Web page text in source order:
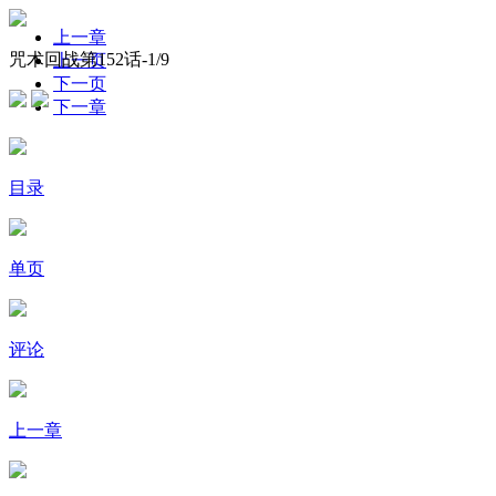
咒术回战第152话-1/9
上一章
上一页
下一页
下一章
目录
单页
评论
上一章